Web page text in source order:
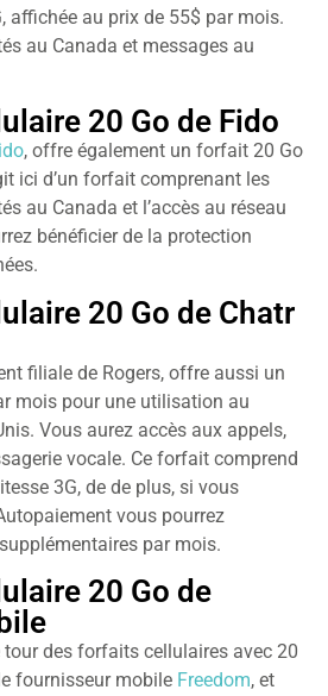
affichée au prix de 55$ par mois.
au Canada et messages au
20 Go de Fido
, offre également un forfait 20 Go
ici d’un forfait comprenant les
au Canada et l’accès au réseau
bénéficier de la protection
20 Go de Chatr
filiale de Rogers, offre aussi un
mois pour une utilisation au
Vous aurez accès aux appels,
vocale. Ce forfait comprend
3G, de de plus, si vous
vous pourrez
par mois.
20 Go de
des forfaits cellulaires avec 20
fournisseur mobile Freedom, et